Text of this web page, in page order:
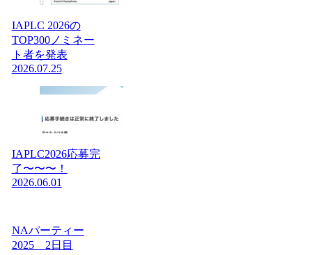
IAPLC 2026の
TOP300ノミネー
ト者を発表
2026.07.25
IAPLC2026応募完
了〜〜〜！
2026.06.01
NAパーティー
2025 2日目